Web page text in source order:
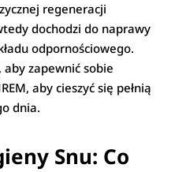
regeneracji
dochodzi do naprawy
odpornościowego.
zapewnić sobie
aby cieszyć się pełnią
dnia.
Snu: Co